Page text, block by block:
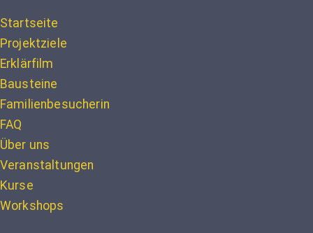
Startseite
Projektziele
Erklärfilm
Bausteine
Familienbesucherin
FAQ
Über uns
Veranstaltungen
Kurse
Workshops